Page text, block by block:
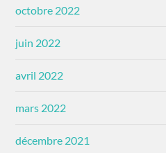
octobre 2022
juin 2022
avril 2022
mars 2022
décembre 2021